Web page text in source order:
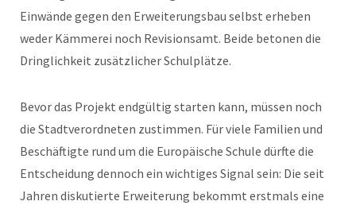
Einwände gegen den Erweiterungsbau selbst erheben
weder Kämmerei noch Revisionsamt. Beide betonen die
Dringlichkeit zusätzlicher Schulplätze.
Bevor das Projekt endgültig starten kann, müssen noch
die Stadtverordneten zustimmen. Für viele Familien und
Beschäftigte rund um die Europäische Schule dürfte die
Entscheidung dennoch ein wichtiges Signal sein: Die seit
Jahren diskutierte Erweiterung bekommt erstmals eine